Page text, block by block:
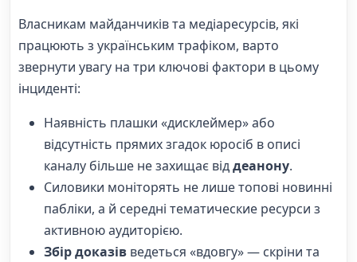
Власникам майданчиків та медіаресурсів, які
працюють з українським трафіком, варто
звернути увагу на три ключові фактори в цьому
інциденті:
Наявність плашки «дисклеймер» або
відсутність прямих згадок юросіб в описі
каналу більше не захищає віддеанону.
Силовики моніторять не лише топові новинні
пабліки, а й середні тематические ресурси з
активною аудиторією.
Збір доказів ведеться «вдовгу» — скріни та